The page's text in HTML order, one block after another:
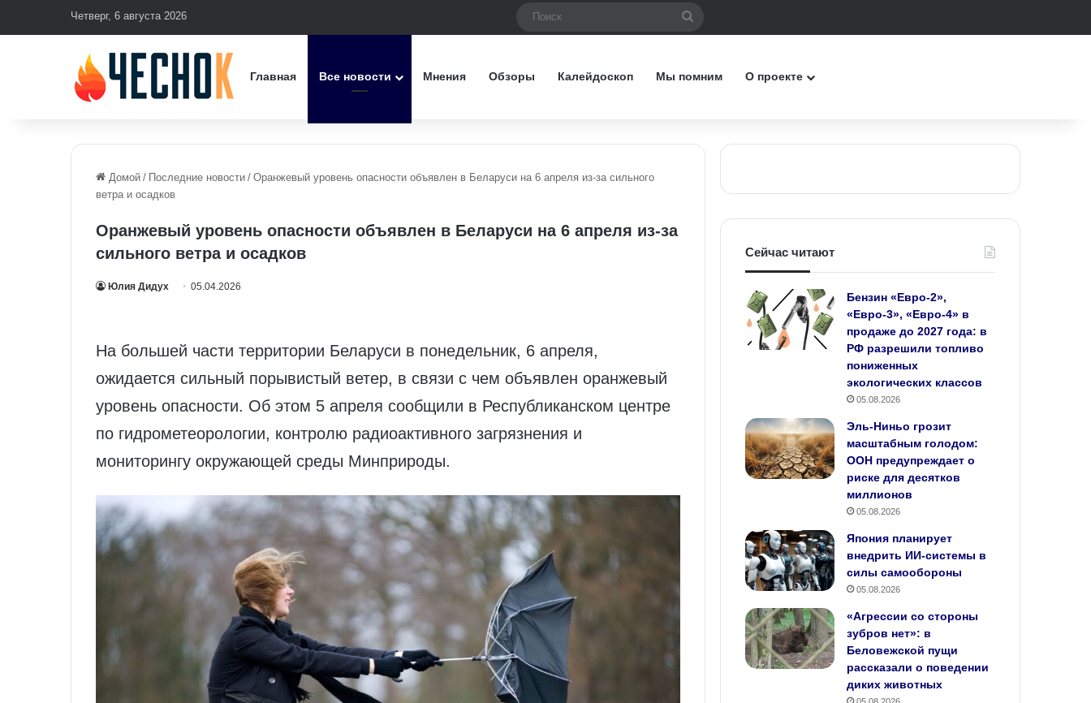
Четверг, 6 августа 2026
Главная Все новости Мнения Обзоры Калейдоскоп Мы помним О проекте
Домой / Последние новости / Оранжевый уровень опасности объявлен в Беларуси на 6 апреля из‑за сильного
ветра и осадков
Оранжевый уровень опасности объявлен в Беларуси на 6 апреля из‑за
сильного ветра и осадков
Юлия Дидух 05.04.2026
На большей части территории Беларуси в понедельник, 6 апреля,
ожидается сильный порывистый ветер, в связи с чем объявлен оранжевый
уровень опасности. Об этом 5 апреля сообщили в Республиканском центре
по гидрометеорологии, контролю радиоактивного загрязнения и
мониторингу окружающей среды Минприроды.
Сейчас читают
Бензин «Евро‑2»,
«Евро‑3», «Евро‑4» в
продаже до 2027 года: в
РФ разрешили топливо
пониженных
экологических классов
05.08.2026
Эль-Ниньо грозит
масштабным голодом:
ООН предупреждает о
риске для десятков
миллионов
05.08.2026
Япония планирует
внедрить ИИ‑системы в
силы самообороны
05.08.2026
«Агрессии со стороны
зубров нет»: в
Беловежской пущи
рассказали о поведении
диких животных